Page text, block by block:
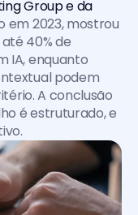
Group e da
em 2023, mostrou
40% de
IA, enquanto
podem
A conclusão
é estruturado, e